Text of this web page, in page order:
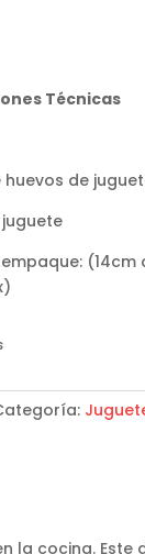
Técnicas
huevos de
(14cm
la cocina.